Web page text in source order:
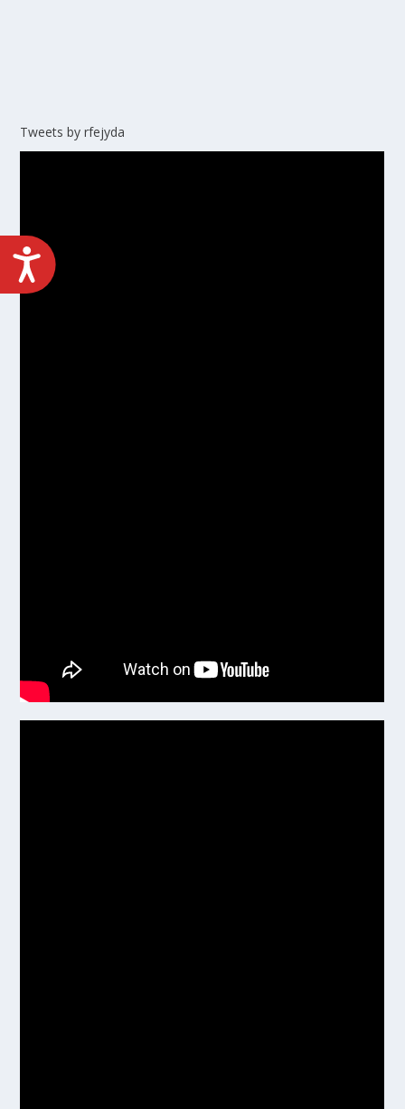
ACCESIBILIDAD
Tweets by rfejyda